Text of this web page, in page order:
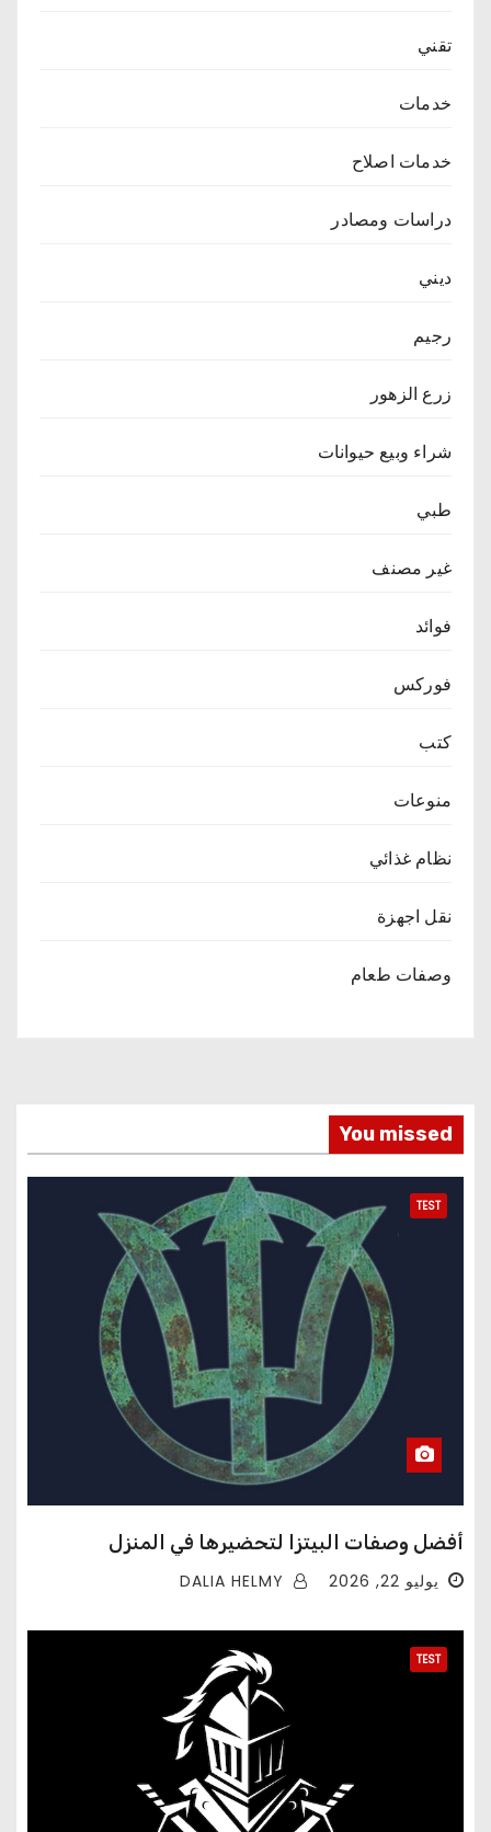
تقني
خدمات
خدمات اصلاح
دراسات ومصادر
ديني
رجيم
زرع الزهور
شراء وبيع حيوانات
طبي
غير مصنف
فوائد
فوركس
كتب
منوعات
نظام غذائي
نقل اجهزة
وصفات طعام
You missed
TEST
أفضل وصفات البيتزا لتحضيرها في المنزل
يوليو 22, 2026
TEST